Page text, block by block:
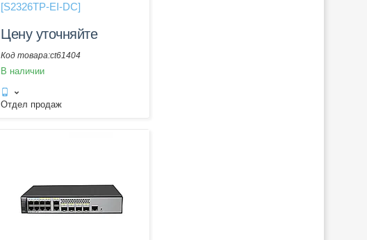
[S2326TP-EI-DC]
Цену уточняйте
ct61404
В наличии
Отдел продаж